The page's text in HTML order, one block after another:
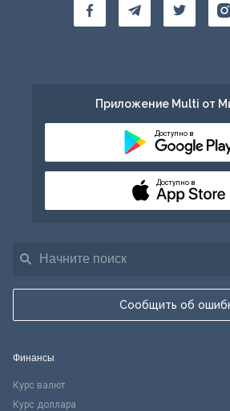
Сообщить об
Приложение Multi от
Доступно в
Доступно в
Финансы
Курс валют
Курс доллара